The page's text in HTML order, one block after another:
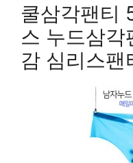
쿨삼각팬티
스 누드삼각
감 심리스팬